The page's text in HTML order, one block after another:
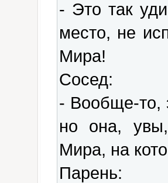
- Это так
место, не
Мира!
Сосед:
- Вообще-то,
но она,
Мира, на
Парень: